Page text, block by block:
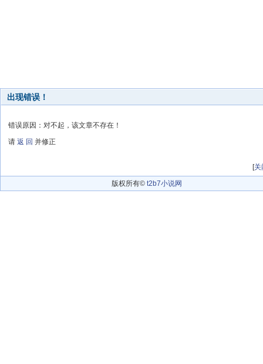
出现错误！
错误原因：对不起，该文章不存在！
请 返 回 并修正
[关
版权所有© t2b7小说网